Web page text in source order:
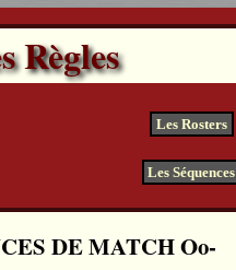
Règles
Les Rosters
Les Séquences
DE MATCH